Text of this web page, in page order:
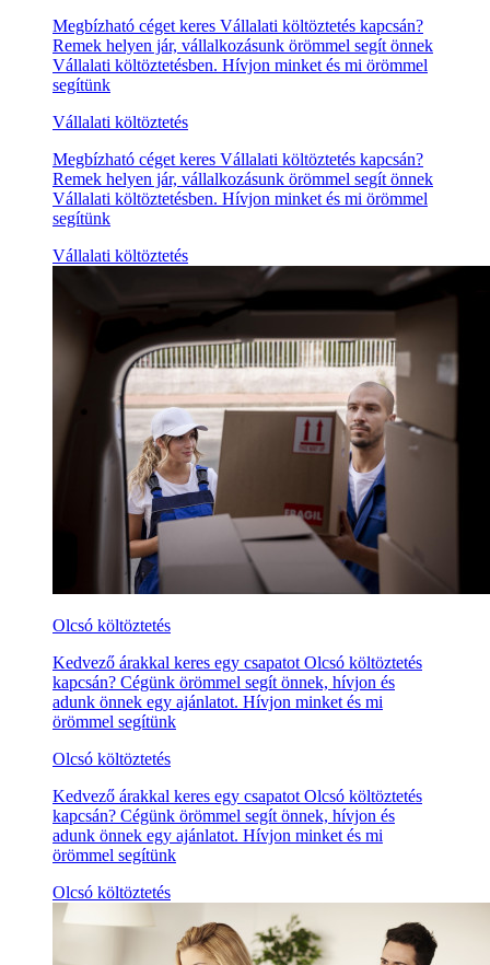
Megbízható céget keres Vállalati költöztetés kapcsán?
Remek helyen jár, vállalkozásunk örömmel segít önnek
Vállalati költöztetésben. Hívjon minket és mi örömmel
segítünk
Vállalati költöztetés
Megbízható céget keres Vállalati költöztetés kapcsán?
Remek helyen jár, vállalkozásunk örömmel segít önnek
Vállalati költöztetésben. Hívjon minket és mi örömmel
segítünk
Vállalati költöztetés
Olcsó költöztetés
Kedvező árakkal keres egy csapatot Olcsó költöztetés
kapcsán? Cégünk örömmel segít önnek, hívjon és
adunk önnek egy ajánlatot. Hívjon minket és mi
örömmel segítünk
Olcsó költöztetés
Kedvező árakkal keres egy csapatot Olcsó költöztetés
kapcsán? Cégünk örömmel segít önnek, hívjon és
adunk önnek egy ajánlatot. Hívjon minket és mi
örömmel segítünk
Olcsó költöztetés